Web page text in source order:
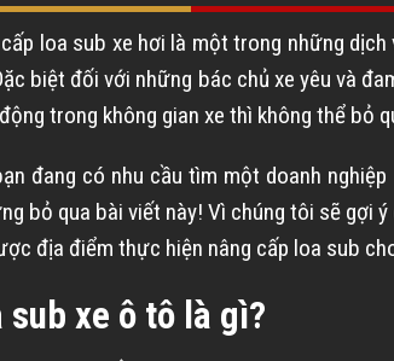
loa sub xe hơi là một trong những
biệt đối với những bác chủ xe yêu và
trong không gian xe thì không thể bỏ
đang có nhu cầu tìm một doanh nghiệp
bỏ qua bài viết này! Vì chúng tôi sẽ gợi
địa điểm thực hiện nâng cấp loa sub
sub xe ô tô là gì?